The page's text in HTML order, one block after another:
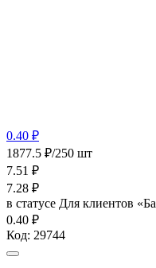
0.40 ₽
1877.5 ₽/250 шт
7.51 ₽
7.28 ₽
в статусе Для клиентов
0.40 ₽
Код: 29744